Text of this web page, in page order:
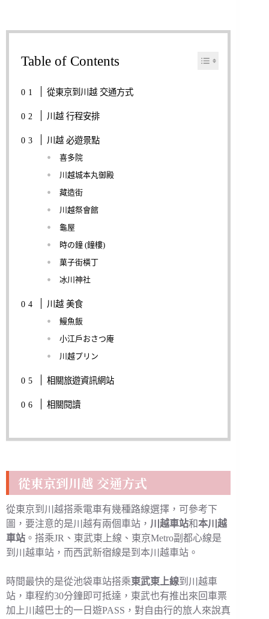
Table of Contents
從東京到川越 交通方式
川越 行程安排
川越 必遊景點
喜多院
川越城本丸御殿
藏造街
川越祭會館
龜屋
時の鐘 (鐘樓)
菓子街橫丁
冰川神社
川越 美食
鰻魚飯
小江戶おさつ庵
川越プリン
相關旅遊資訊網站
相關閱讀
從東京到川越 交通方式
從東京到川越搭乘電車有幾種路線選擇，可參考下
圖，要注意的是川越有兩個車站， 川越車站和本川越
車站 。搭乘JR、東武東上線、東京Metro副都心線是
到川越車站，而西武新宿線是到本川越車站。
時間最快的是從池袋車站搭乘東武東上線到川越車
站，車程約30分鐘即可抵達，東武也有推出來回車票
加上川越巴士的一日遊PASS，對自由行的旅人來說真